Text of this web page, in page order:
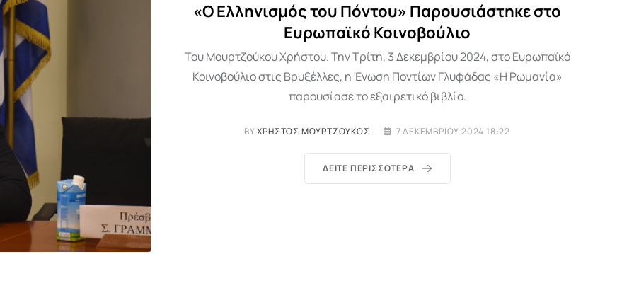
«Ο Ελληνισμός του Πόντου» Παρουσιάστηκε στο
Ευρωπαϊκό Κοινοβούλιο
Του Μουρτζούκου Χρήστου. Την Τρίτη, 3 Δεκεμβρίου 2024, στο Ευρωπαϊκό
Κοινοβούλιο στις Βρυξέλλες, η Ένωση Ποντίων Γλυφάδας «Η Ρωμανία»
παρουσίασε το εξαιρετικό βιβλίο.
BYΧΡΉΣΤΟΣ ΜΟΥΡΤΖΟΎΚΟΣ 7 ΔΕΚΕΜΒΡΊΟΥ 2024 18:22
ΔΕΊΤΕ ΠΕΡΙΣΣΌΤΕΡΑ